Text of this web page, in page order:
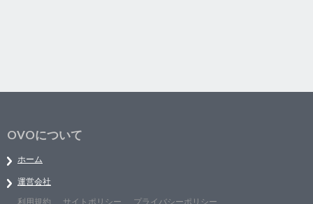
OVOについて
ホーム
運営会社
利用規約
サイトポリシー プライバシーポリシー